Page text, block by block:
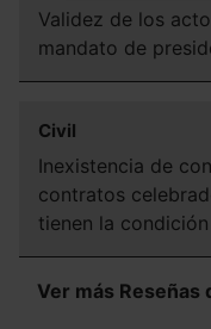
navegador. Si no
que sean
Validez de los
mandato de
Civil
Inexistencia de
contratos
tienen la
Ver más